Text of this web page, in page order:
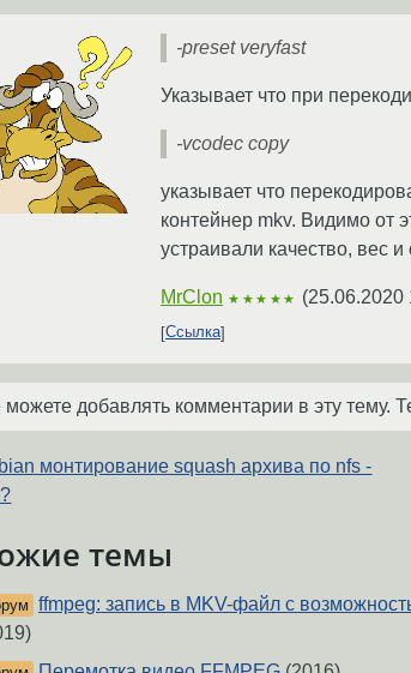
-preset veryfast
Указывает что при
-vcodec copy
указывает что
контейнер mkv. Видимо от
устраивали качество, вес и
MrClon ★★★★★ (25.06.2020
Ссылка
добавлять комментарии в эту тему.
монтирование squash архива по nfs -
темы
ffmpeg: запись в MKV-файл с